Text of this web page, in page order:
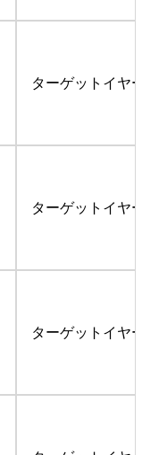
ターゲットイヤ
ターゲットイヤ
ターゲットイヤ